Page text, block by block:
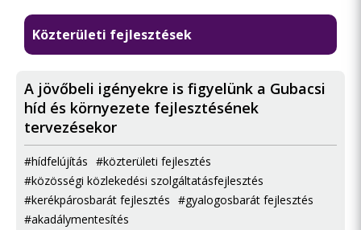
Közterületi fejlesztések
A jövőbeli igényekre is figyelünk a Gubacsi
híd és környezete fejlesztésének
tervezésekor
#hídfelújítás #közterületi fejlesztés
#közösségi közlekedési szolgáltatásfejlesztés
#kerékpárosbarát fejlesztés #gyalogosbarát fejlesztés
#akadálymentesítés